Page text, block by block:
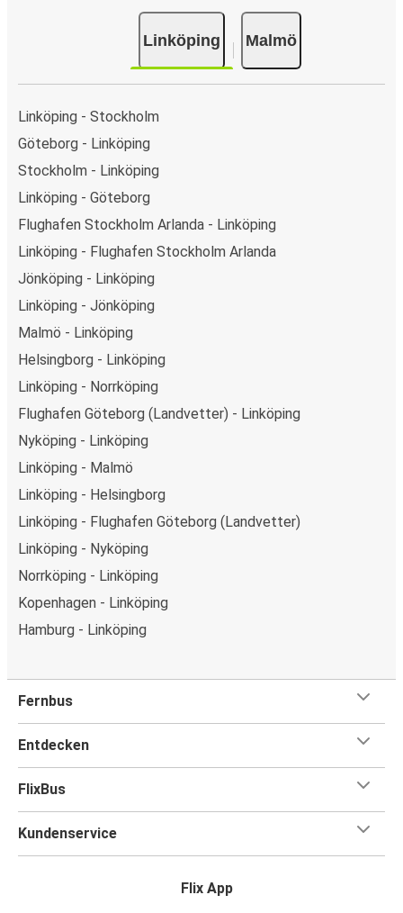
Linköping Malmö
Linköping - Stockholm
Göteborg - Linköping
Stockholm - Linköping
Linköping - Göteborg
Flughafen Stockholm Arlanda - Linköping
Linköping - Flughafen Stockholm Arlanda
Jönköping - Linköping
Linköping - Jönköping
Malmö - Linköping
Helsingborg - Linköping
Linköping - Norrköping
Flughafen Göteborg (Landvetter) - Linköping
Nyköping - Linköping
Linköping - Malmö
Linköping - Helsingborg
Linköping - Flughafen Göteborg (Landvetter)
Linköping - Nyköping
Norrköping - Linköping
Kopenhagen - Linköping
Hamburg - Linköping
Fernbus
Entdecken
FlixBus
Kundenservice
Flix App